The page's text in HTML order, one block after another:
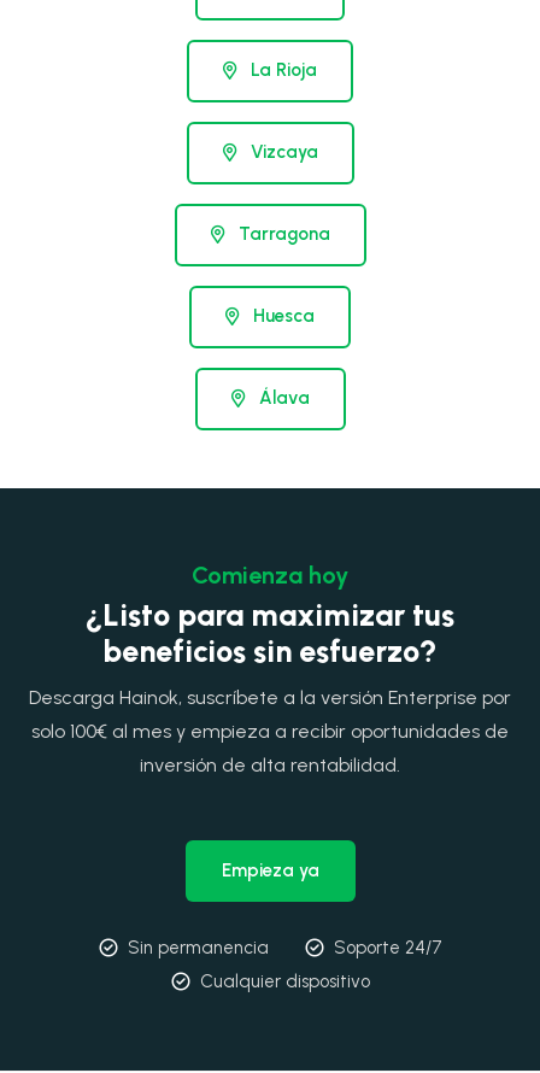
La Rioja
Vizcaya
Tarragona
Huesca
Álava
Comienza hoy
¿Listo para maximizar tus
beneficios sin esfuerzo?
Descarga Hainok, suscríbete a la versión Enterprise por
solo 100€ al mes y empieza a recibir oportunidades de
inversión de alta rentabilidad.
Empieza ya
Sin permanencia
Soporte 24/7
Cualquier dispositivo